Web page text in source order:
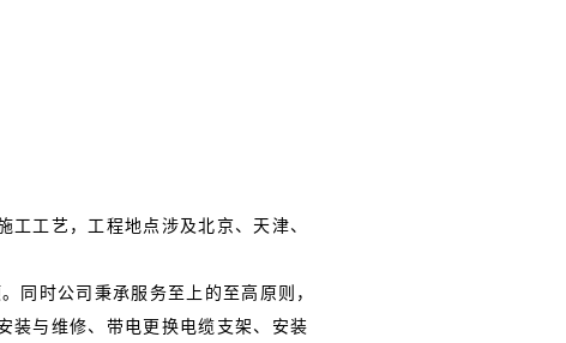
工艺，工程地点涉及北京、天津、
同时公司秉承服务至上的至高原则，
装与维修、带电更换电缆支架、安装